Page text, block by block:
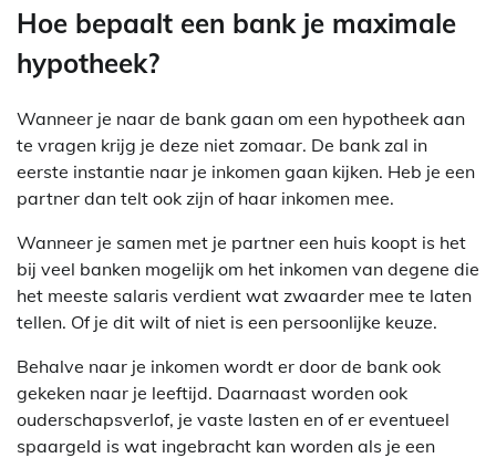
Hoe bepaalt een bank je maximale
hypotheek?
Wanneer je naar de bank gaan om een hypotheek aan
te vragen krijg je deze niet zomaar. De bank zal in
eerste instantie naar je inkomen gaan kijken. Heb je een
partner dan telt ook zijn of haar inkomen mee.
Wanneer je samen met je partner een huis koopt is het
bij veel banken mogelijk om het inkomen van degene die
het meeste salaris verdient wat zwaarder mee te laten
tellen. Of je dit wilt of niet is een persoonlijke keuze.
Behalve naar je inkomen wordt er door de bank ook
gekeken naar je leeftijd. Daarnaast worden ook
ouderschapsverlof, je vaste lasten en of er eventueel
spaargeld is wat ingebracht kan worden als je een